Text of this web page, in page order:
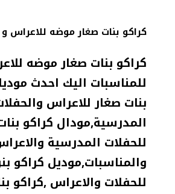
كراكو بنات صغار موضه للاعراس و
كراكو بنات صغار موضه
للمناسبات اليك احدث
بنات صغار للاعراس
المدرسية,مودال كراكو
للحفلات المدرسية
والمناسبات,موديل كراكو
للحفلات والاعراس ,كراكو